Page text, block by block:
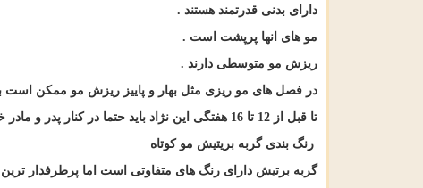
دارای بدنی قدرتمند هستند .
مو های انها پرپشت است .
ریزش مو متوسطی دارند .
در فصل های مو ریزی مثل بهار و پاییز ریزش مو ممکن است
تا قبل از 12 تا 16 هفتگی این نژاد باید حتما در کنار پدر و مادر خود باشد
رنگ بندی گربه بریتیش مو کوتاه
گربه برتیش دارای رنگ های متفاوتی است اما پرطرفدار